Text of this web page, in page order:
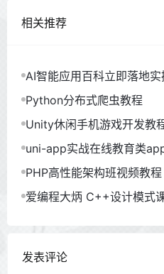
相关推荐
AI智能应用百科立即落地实
Python分布式爬虫教程
Unity休闲手机游戏开发教
uni-app实战在线教育类
PHP高性能架构班视频教程
爱编程大炳 C++设计模式
发表评论